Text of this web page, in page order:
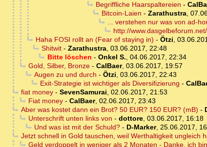
Begriffliche Haarspaltereien -
Bitcoin-Laien - Zarathustra,
... verstehen nur was von ad-
http://
Haha FOSI rollt an (Fear of staying in) - Ötzi,
Shitwit- Zarathustra, 03.06.2017, 22:48
Bitte löschen - Onkel S., 04.06.2017, 22:34
Gold, Silber, Bronze- CalBaer, 03.06.2017, 19:57
Augen zu und durch - Ötzi, 03.06.2017, 22:43
Exit-Strategie ist wichtiger als Diversifizierung -
fiat money- SevenSamurai, 02.06.2017, 21:53
Fiat money- CalBaer, 02.06.2017, 23:43
Aber was kostet dann ein Brot? 50 EUR? 150 EUR? (mB) -
Unterschrift unten links von - dottore, 03.06.2017, 16:18
Und was ist mit der Schuld?- D-Marker, 25.06.2017,
Jetzt schnell in Gold tauschen, weil Werthaltigkeit ungleich
Geld verdoppelt in weniger als 2 Monaten - Danke, ich